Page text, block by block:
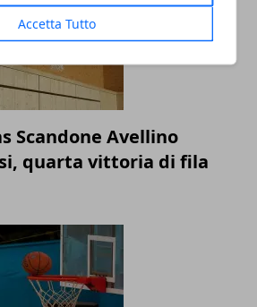
Accetta Tutto
Scandone Avellino
quarta vittoria di fila